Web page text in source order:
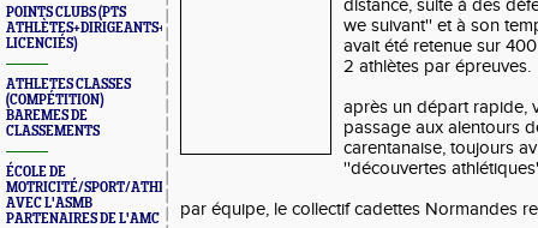
POINTS CLUBS (PTS
ATHLÈTES+DIRIGEANTS+BONUS
LICENCIÉS)
ATHLETES CLASSES
(COMPÉTITION)
BAREMES DE
CLASSEMENTS
ÉCOLE DE
MOTRICITÉ/SPORT/ATHLÉ
AVEC L'ASMB
PARTENAIRES DE L'AMC
distance, suite à des
we suivant'' et à son
avait été retenue sur
2 athlètes par épreuves.
après un départ rapide,
passage aux alentours
carentanaise, toujours
''découvertes
par équipe, le collectif cadettes Normandes